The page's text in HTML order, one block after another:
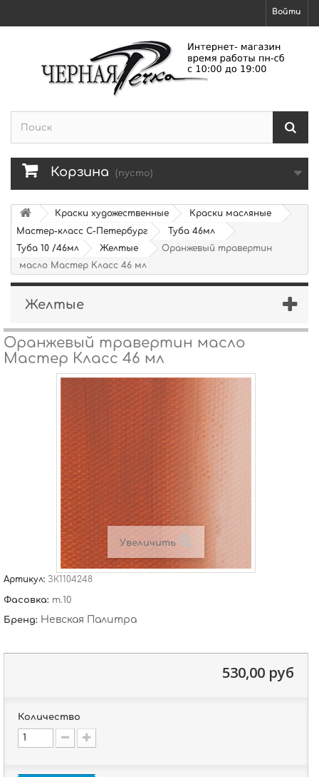
Войти
Корзина (пусто)
Краски художественные
Краски масляные
Мастер-класс С-Петербург
Туба 46мл
Туба 10 /46мл
Желтые
Оранжевый травертин
масло Мастер Класс 46 мл
Желтые
Оранжевый травертин масло
Мастер Класс 46 мл
Увеличить
Артикул: ЗК1104248
Фасовка: т.10
Бренд: Невская Палитра
530,00 руб
Количество